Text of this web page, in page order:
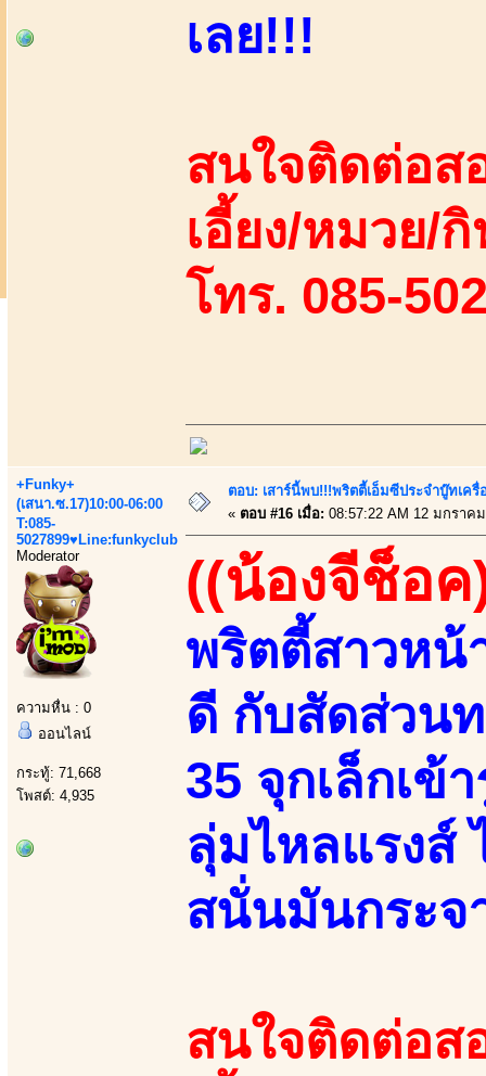
เลย!!!
สนใจติดต่อส
เอี้ยง/หมวย/
โทร. 085-
+Funky+
(เสนา.ซ.17)10:00-06:00
T:085-
5027899♥Line:funkyclub
Moderator
ความหื่น : 0
ออนไลน์
กระทู้: 71,668
โพสต์: 4,935
ตอบ: เสาร์นี้พบ!!!พริตตี้เอ็มซีประจำบู๊ทเค
« ตอบ #16 เมื่อ: 08:57:22 AM 12 มกราค
((น้องจีช็อค
พริตตี้สาวหน้
ดี กับสัดส่วน
35 จุกเล็กเข้
ลุ่มไหลแรงส์
สนั่นมันกระจ
สนใจติดต่อส